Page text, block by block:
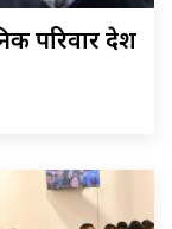
परिवार देश